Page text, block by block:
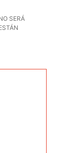
SERÁ